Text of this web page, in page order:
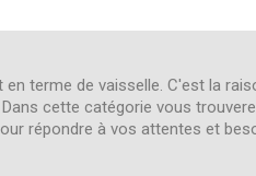
terme de vaisselle. C'est la
cette catégorie vous
répondre à vos attentes et